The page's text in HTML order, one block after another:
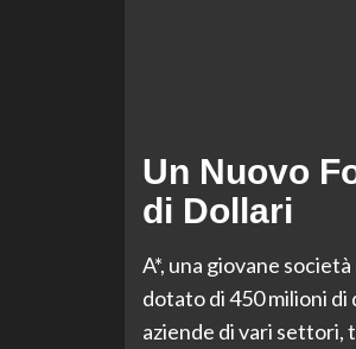
Un Nuovo
di Dollari
A*, una giovane
dotato di 450 milioni
aziende di vari settori,